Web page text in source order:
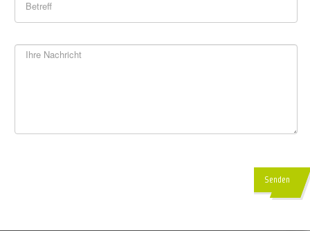
Senden